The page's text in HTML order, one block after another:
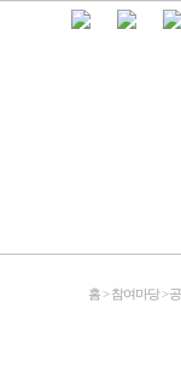
홈 > 참여마당 >